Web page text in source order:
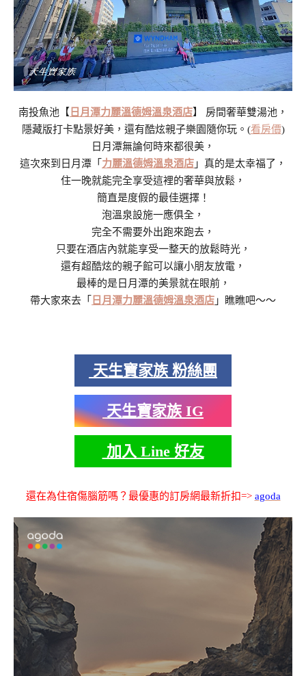
南投魚池【 日月潭力麗溫德姆溫泉酒店】 房間奢華雙湯池，
隱藏版打卡點景好美，還有酷炫親子樂園隨你玩。(看房價)
日月潭無論何時來都很美，
這次來到日月潭「 力麗溫德姆溫泉酒店 」真的是太幸福了，
住一晚就能完全享受這裡的奢華與放鬆，
簡直是度假的最佳選擇！
泡溫泉設施一應俱全，
完全不需要外出跑來跑去，
只要在酒店內就能享受一整天的放鬆時光，
還有超酷炫的親子館可以讓小朋友放電，
最棒的是日月潭的美景就在眼前，
帶大家來去「 日月潭力麗溫德姆溫泉酒店 」瞧瞧吧～～
天生寶家族 粉絲團
天生寶家族 IG
加入 Line 好友
還在為住宿傷腦筋嗎？最優惠的訂房網最新折扣=> agoda